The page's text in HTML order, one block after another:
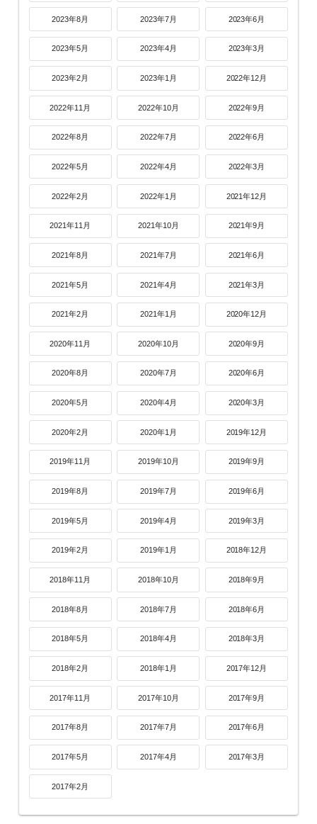
2023年8月 2023年7月 2023年6月
2023年5月 2023年4月 2023年3月
2023年2月 2023年1月 2022年12月
2022年11月 2022年10月 2022年9月
2022年8月 2022年7月 2022年6月
2022年5月 2022年4月 2022年3月
2022年2月 2022年1月 2021年12月
2021年11月 2021年10月 2021年9月
2021年8月 2021年7月 2021年6月
2021年5月 2021年4月 2021年3月
2021年2月 2021年1月 2020年12月
2020年11月 2020年10月 2020年9月
2020年8月 2020年7月 2020年6月
2020年5月 2020年4月 2020年3月
2020年2月 2020年1月 2019年12月
2019年11月 2019年10月 2019年9月
2019年8月 2019年7月 2019年6月
2019年5月 2019年4月 2019年3月
2019年2月 2019年1月 2018年12月
2018年11月 2018年10月 2018年9月
2018年8月 2018年7月 2018年6月
2018年5月 2018年4月 2018年3月
2018年2月 2018年1月 2017年12月
2017年11月 2017年10月 2017年9月
2017年8月 2017年7月 2017年6月
2017年5月 2017年4月 2017年3月
2017年2月